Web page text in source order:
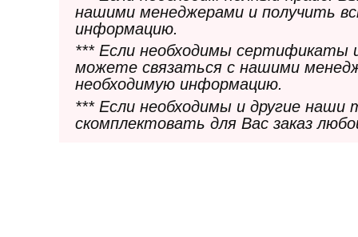
нашими менеджерами и получить
информацию.
*** Если необходимы сертификаты
можете связаться с нашими
необходимую информацию.
*** Если необходимы и другие
скомплектовать для Вас заказ